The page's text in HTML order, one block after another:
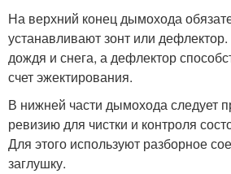
На верхний конец дымохода
устанавливают зонт или
дождя и снега, а дефлектор
счет эжектирования.
В нижней части дымохода следует
ревизию для чистки и контроля
Для этого используют разборное
заглушку.